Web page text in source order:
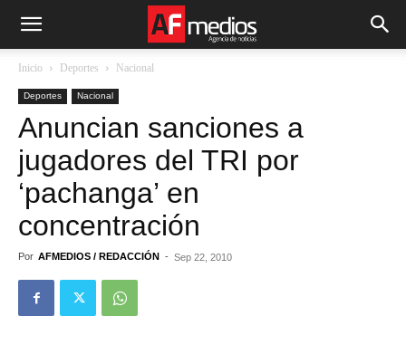
Inicio Deportes Nacional
Deportes Nacional
Anuncian sanciones a
jugadores del TRI por
‘pachanga’ en
concentración
Por AFMEDIOS / REDACCIÓN - Sep 22, 2010